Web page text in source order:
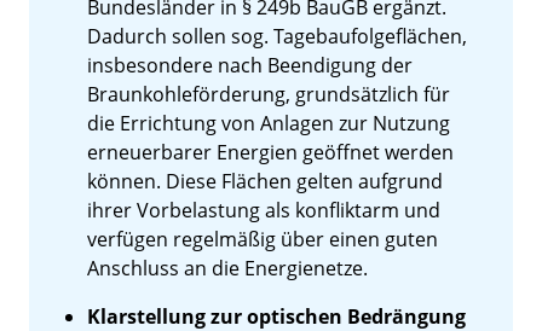
Bundesländer in § 249b BauGB ergänzt.
Dadurch sollen sog. Tagebaufolgeflächen,
insbesondere nach Beendigung der
Braunkohleförderung, grundsätzlich für
die Errichtung von Anlagen zur Nutzung
erneuerbarer Energien geöffnet werden
können. Diese Flächen gelten aufgrund
ihrer Vorbelastung als konfliktarm und
verfügen regelmäßig über einen guten
Anschluss an die Energienetze.
Klarstellung zur optischen Bedrängung